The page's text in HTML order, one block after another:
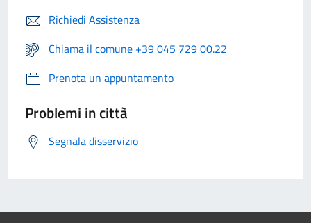
Richiedi Assistenza
Chiama il comune +39 045 729 00.22
Prenota un appuntamento
Problemi in città
Segnala disservizio